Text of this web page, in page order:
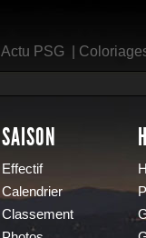
Actu PSG|
SAISON
Effectif
Calendrier
Classement